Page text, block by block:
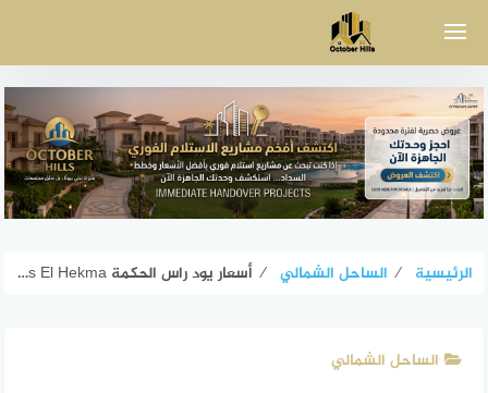
الرئيسية ⁄ الساحل الشمالي ⁄ أسعار يود راس الحكمة Youd Ras El Hekma جدول الأقساط والخصم
الساحل الشمالي